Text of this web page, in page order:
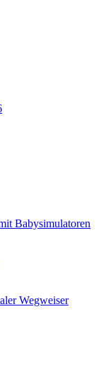
Babysimulatoren
Wegweiser